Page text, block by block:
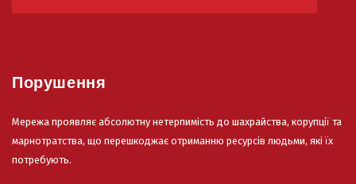
Порушення
Мережа проявляє абсолютну нетерпимість до шахрайства, корупції та
марнотратства, що перешкоджає отриманню ресурсів людьми, які їх
потребують.